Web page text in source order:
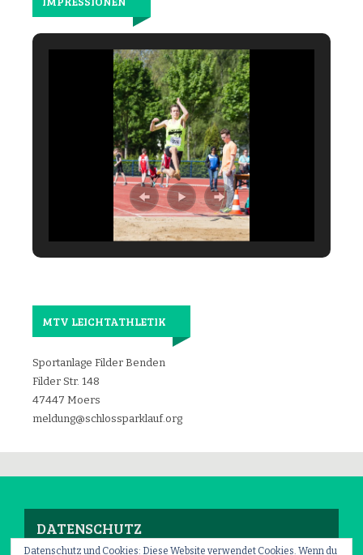
MTV LEICHTATHLETIK
Sportanlage Filder Benden
Filder Str. 148
47447 Moers
meldung@schlossparklauf.org
DATENSCHUTZ
Datenschutz und Cookies: Diese Website verwendet Cookies. Wenn du